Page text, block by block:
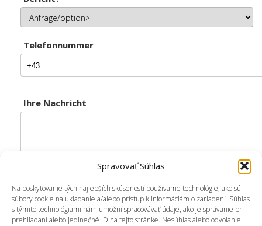
Spravovať Súhlas
Na poskytovanie tých najlepších skúseností používame technológie, ako sú
súbory cookie na ukladanie a/alebo prístup k informáciám o zariadení. Súhlas
s týmito technológiami nám umožní spracovávať údaje, ako je správanie pri
prehliadaní alebo jedinečné ID na tejto stránke. Nesúhlas alebo odvolanie
Telefonnummer
Ihre Nachricht